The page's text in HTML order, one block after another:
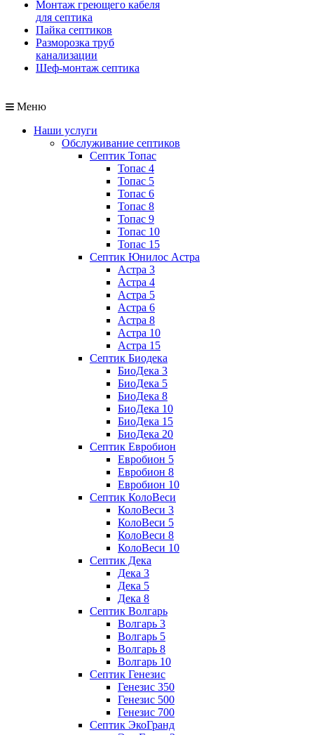
Монтаж греющего кабеля
для септика
Пайка септиков
Разморозка труб
канализации
Шеф-монтаж септика
Меню
Наши услуги
Обслуживание септиков
Септик Топас
Топас 4
Топас 5
Топас 6
Топас 8
Топас 9
Топас 10
Топас 15
Септик Юнилос Астра
Астра 3
Астра 4
Астра 5
Астра 6
Астра 8
Астра 10
Астра 15
Септик Биодека
БиоДека 3
БиоДека 5
БиоДека 8
БиоДека 10
БиоДека 15
БиоДека 20
Септик Евробион
Евробион 5
Евробион 8
Евробион 10
Септик КолоВеси
КолоВеси 3
КолоВеси 5
КолоВеси 8
КолоВеси 10
Септик Дека
Дека 3
Дека 5
Дека 8
Септик Волгарь
Волгарь 3
Волгарь 5
Волгарь 8
Волгарь 10
Септик Генезис
Генезис 350
Генезис 500
Генезис 700
Септик ЭкоГранд